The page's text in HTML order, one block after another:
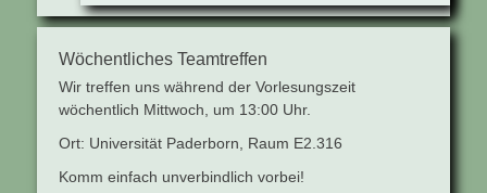
Wöchentliches Teamtreffen
Wir treffen uns während der Vorlesungszeit
wöchentlich Mittwoch, um 13:00 Uhr.
Ort: Universität Paderborn, Raum E2.316
Komm einfach unverbindlich vorbei!